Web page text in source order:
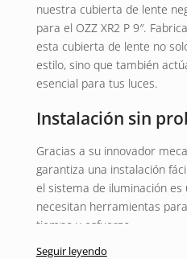
nuestra cubierta de lente
para el OZZ XR2 P 9″.
esta cubierta de lente no
estilo, sino que también
esencial para tus luces.
Instalación sin
Gracias a su innovador
garantiza una instalación
el sistema de iluminación es
necesitan herramientas
tiempo y esfuerzo.
Seguir leyendo